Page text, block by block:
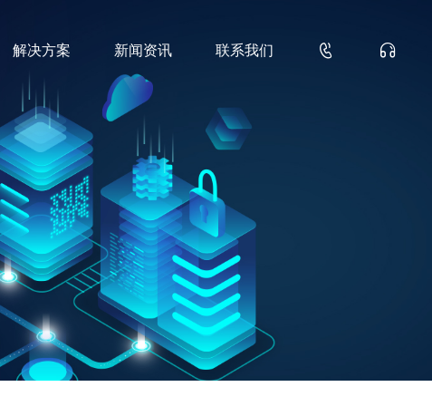
解决方案 新闻资讯 联系我们  